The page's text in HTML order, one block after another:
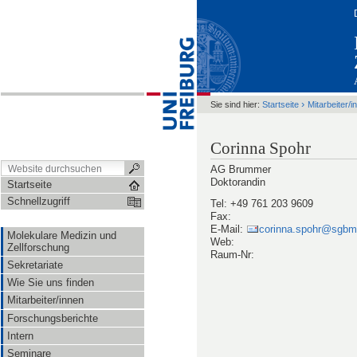
Startseite
Schnellzugriff
Molekulare Medizin und
Zellforschung
Sekretariate
Wie Sie uns finden
Mitarbeiter/innen
Forschungsberichte
Intern
Seminare
Sie sind hier: Startseite › Mitarbeiter/
Corinna Spohr
AG Brummer
Doktorandin
Tel: +49 761 203 9609
Fax:
E-Mail:
Web:
Raum-Nr: